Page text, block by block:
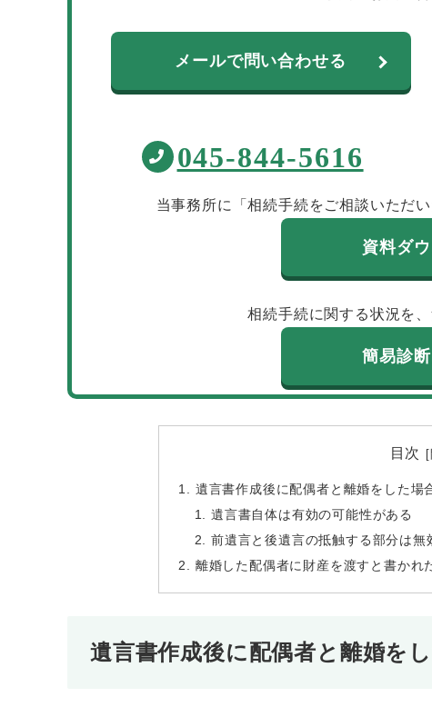
メールで問い合わせる
045-844-5616
当事務所に「相続手続をご相談いただ
資料ダ
相続手続に関する状況を
簡易診
目次
遺言書作成後に配偶者と離婚をした場
遺言書自体は有効の可能性がある
前遺言と後遺言の抵触する部分は無
離婚した配偶者に財産を渡すと書かれ
遺言書作成後に配偶者と離婚を